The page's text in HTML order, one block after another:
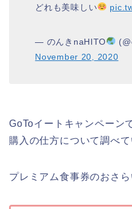
どれも美味しい
— のんきnaHITO
November 20, 2020
GoToイートキャンペーン
購入の仕方について調べて
プレミアム食事券のおさら